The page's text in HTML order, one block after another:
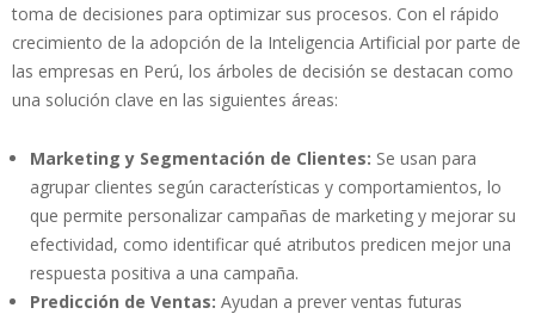
toma de decisiones para optimizar sus procesos. Con el rápido
crecimiento de la adopción de la Inteligencia Artificial por parte de
las empresas en Perú, los árboles de decisión se destacan como
una solución clave en las siguientes áreas:
Marketing y Segmentación de Clientes: Se usan para
agrupar clientes según características y comportamientos, lo
que permite personalizar campañas de marketing y mejorar su
efectividad, como identificar qué atributos predicen mejor una
respuesta positiva a una campaña.
Predicción de Ventas: Ayudan a prever ventas futuras